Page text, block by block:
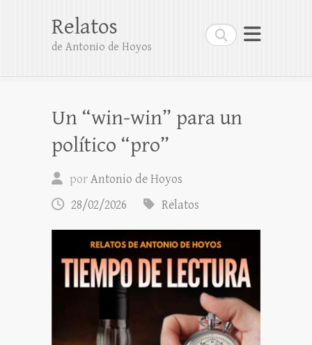
Buscar
Relatos
de Antonio de Hoyos
Un “win-win” para un
político “pro”
porAntonio de Hoyos
28/02/2026
Relatos